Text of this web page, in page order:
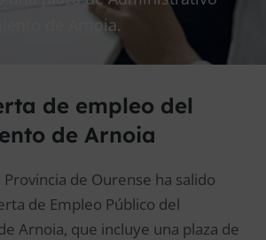
de Arnoia.
de empleo del
de Arnoia
Provincia de Ourense ha salido
de Empleo Público del
Arnoia, que incluye una plaza de